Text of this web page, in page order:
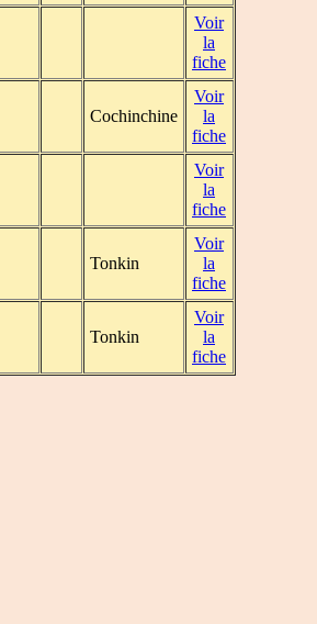
Voir
la
fiche
Cochinchine
Voir
la
fiche
Voir
la
fiche
Tonkin
Voir
la
fiche
Tonkin
Voir
la
fiche